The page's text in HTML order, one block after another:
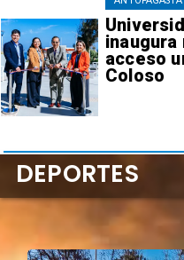
inaugura
acceso
Coloso
DEPORTES